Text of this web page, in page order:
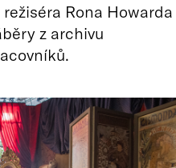
Rona Howarda
z archivu